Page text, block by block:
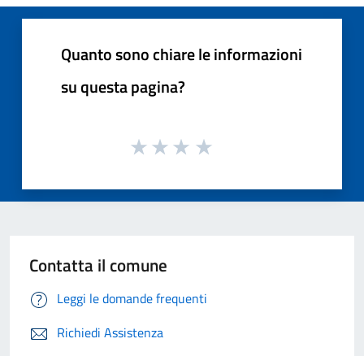
Quanto sono chiare le informazioni
su questa pagina?
Contatta il comune
Leggi le domande frequenti
Richiedi Assistenza